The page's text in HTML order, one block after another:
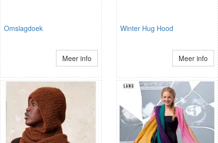
Omslagdoek
Meer info
Winter Hug Hood
Meer info